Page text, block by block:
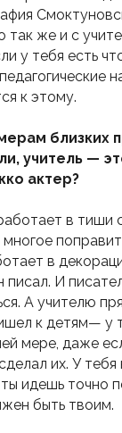
так же и с
у тебя есть
к этому.
близких
учитель —
актер?
в тиши
в
писал. И
А учителю
к детям— у
мере, даже
их. У тебя
идешь точно
быть твоим.